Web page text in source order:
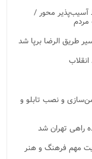
آسیب‌پذیر محور /
مردم
و نصب تابلو و
و برگزاری رویدادهای ملی ۲ اولویت مهم فرهنگ و هنر